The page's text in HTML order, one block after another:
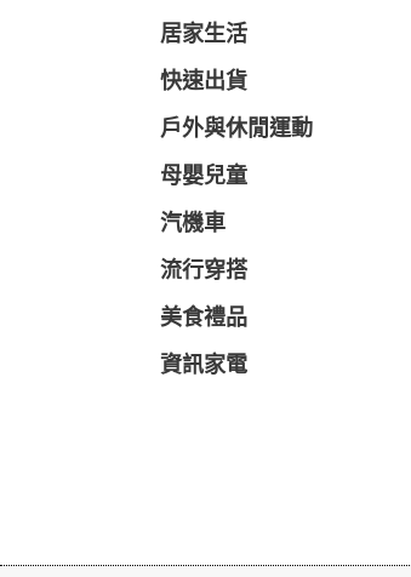
居家生活
快速出貨
戶外與休閒運動
母嬰兒童
汽機車
流行穿搭
美食禮品
資訊家電